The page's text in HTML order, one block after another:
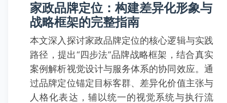
家政品牌定位：构建差异化形象与
战略框架的完整指南
本文深入探讨家政品牌定位的核心逻辑与实践
路径，提出“四步法”品牌战略框架，结合真实
案例解析视觉设计与服务体系的协同效应。通
过品牌定位锚定目标客群、差异化价值主张与
人格化表达，辅以统一的视觉系统与执行流